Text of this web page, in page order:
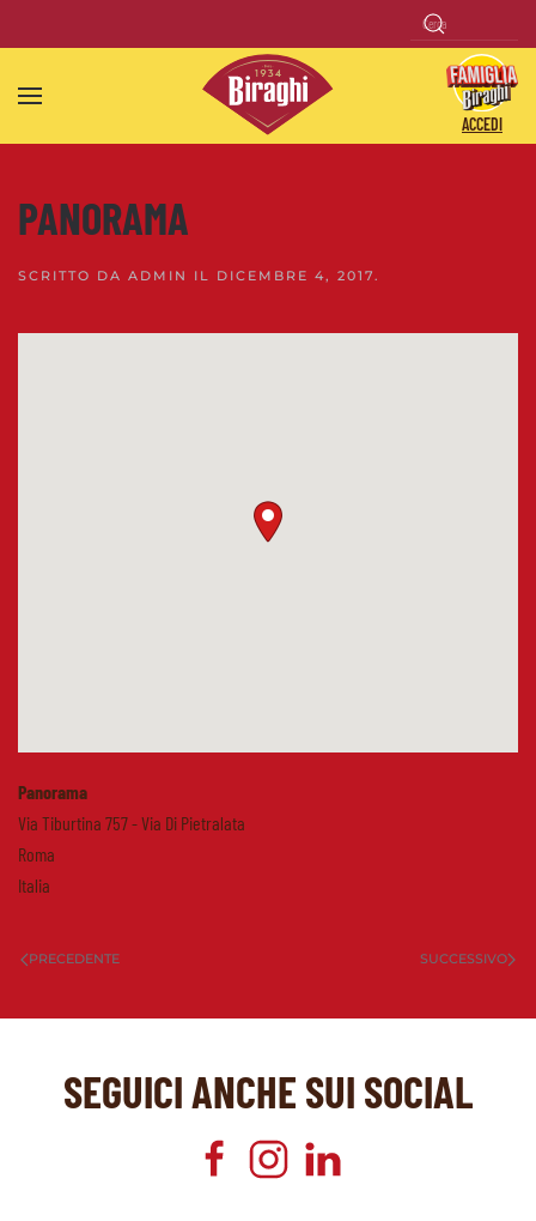
Skip to main content
ACCEDI
PANORAMA
SCRITTO DA ADMIN IL DICEMBRE 4, 2017.
Panorama
Via Tiburtina 757 - Via Di Pietralata
Roma
Italia
PRECEDENTE SUCCESSIVO
SEGUICI ANCHE SUI SOCIAL